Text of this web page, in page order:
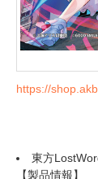
https://
東方
【製品情報】